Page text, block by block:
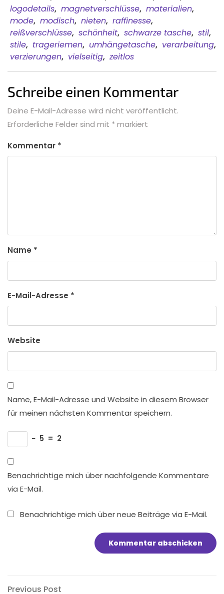
logodetails, magnetverschlüsse, materialien,
mode, modisch, nieten, raffinesse,
reißverschlüsse, schönheit, schwarze tasche, stil,
stile, trageriemen, umhängetasche, verarbeitung,
verzierungen, vielseitig, zeitlos
Schreibe einen Kommentar
Deine E-Mail-Adresse wird nicht veröffentlicht.
Erforderliche Felder sind mit * markiert
Kommentar *
Name *
E-Mail-Adresse *
Website
Name, E-Mail-Adresse und Website in diesem Browser
für meinen nächsten Kommentar speichern.
− 5 = 2
Benachrichtige mich über nachfolgende Kommentare
via E-Mail.
Benachrichtige mich über neue Beiträge via E-Mail.
Previous
Previous Post